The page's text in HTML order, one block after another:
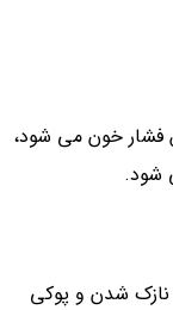
فشار خون می شود،
شود.
نازک شدن و پوکی